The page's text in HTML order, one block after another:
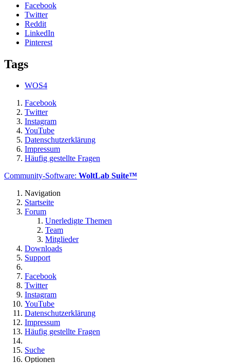
Facebook
Twitter
Reddit
LinkedIn
Pinterest
Tags
WOS4
Facebook
Twitter
Instagram
YouTube
Datenschutzerklärung
Impressum
Häufig gestellte Fragen
Community-Software: WoltLab Suite™
Navigation
Startseite
Forum
Unerledigte Themen
Team
Mitglieder
Downloads
Support
Facebook
Twitter
Instagram
YouTube
Datenschutzerklärung
Impressum
Häufig gestellte Fragen
Suche
Optionen